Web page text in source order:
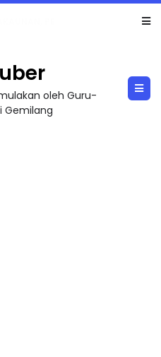
oleh Guru-
Gemilang